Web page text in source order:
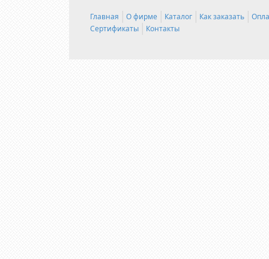
Главная О фирме Каталог Как заказать
Сертификаты
Контакты